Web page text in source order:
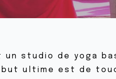
un studio de yoga
ultime est de